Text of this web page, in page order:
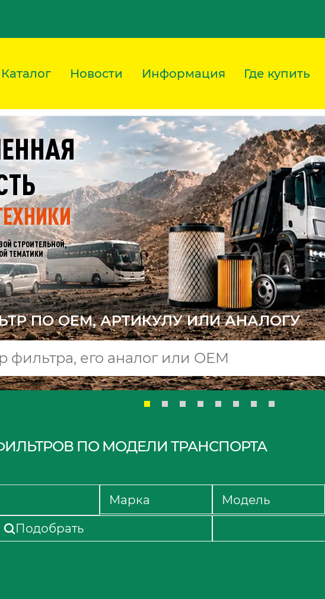
Каталог Новости Информация Где купить
ПО OEM, АРТИКУЛУ ИЛИ АНАЛОГУ
ПО МОДЕЛИ ТРАНСПОРТА
Подобрать